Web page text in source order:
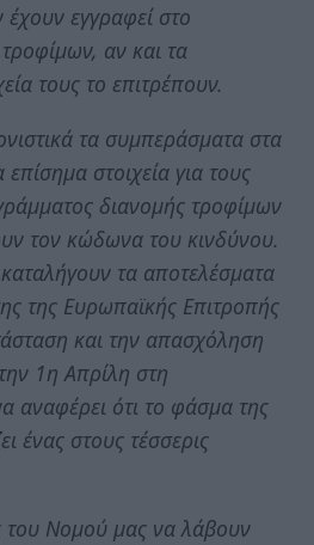
έχουν εγγραφεί στο
αν και τα
τους το επιτρέπουν.
τα συμπεράσματα στα
στοιχεία για τους
διανομής τροφίμων
τον κώδωνα του κινδύνου.
τα αποτελέσματα
της Ευρωπαϊκής Επιτροπής
και την απασχόληση
1η Απρίλη στη
αναφέρει ότι το φάσμα της
ένας στους τέσσερις
του Νομού μας να λάβουν